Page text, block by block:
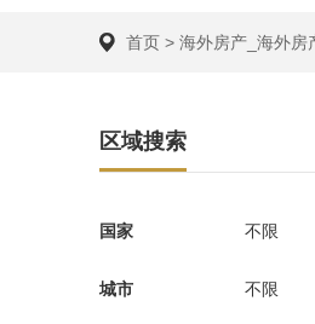
首页 > 海外房产_海外房
区域搜索
国家 不限
城市 不限